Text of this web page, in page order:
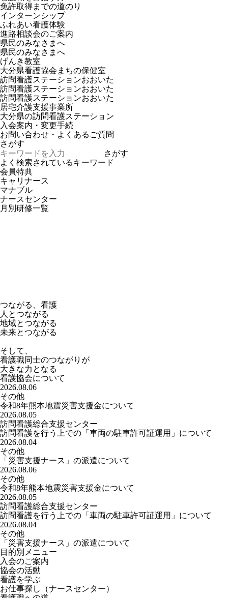
免許取得までの道のり
インターンシップ
ふれあい看護体験
進路相談会のご案内
県民のみなさまへ
県民のみなさまへ
げんき教室
大分県看護協会まちの保健室
訪問看護ステーションおおいた
訪問看護ステーションおおいた
訪問看護ステーションおおいた
居宅介護支援事業所
大分県の訪問看護ステーション
入会案内・変更手続
お問い合わせ・よくあるご質問
さがす
さがす
よく検索されているキーワード
会員特典
キャリナース
マナブル
ナースセンター
月別研修一覧
つながる、看護
人とつながる
地域とつながる
未来とつながる
そして、
看護職同士のつながりが
大きな力となる
看護協会について
2026.08.06
その他
令和8年熊本地震災害支援金について
2026.08.05
訪問看護総合支援センター
訪問看護を行う上での「車両の駐車許可証運用」について
2026.08.04
その他
「災害支援ナース」の派遣について
2026.08.06
その他
令和8年熊本地震災害支援金について
2026.08.05
訪問看護総合支援センター
訪問看護を行う上での「車両の駐車許可証運用」について
2026.08.04
その他
「災害支援ナース」の派遣について
目的別メニュー
入会のご案内
協会の活動
看護を学ぶ
お仕事探し
（ナースセンター）